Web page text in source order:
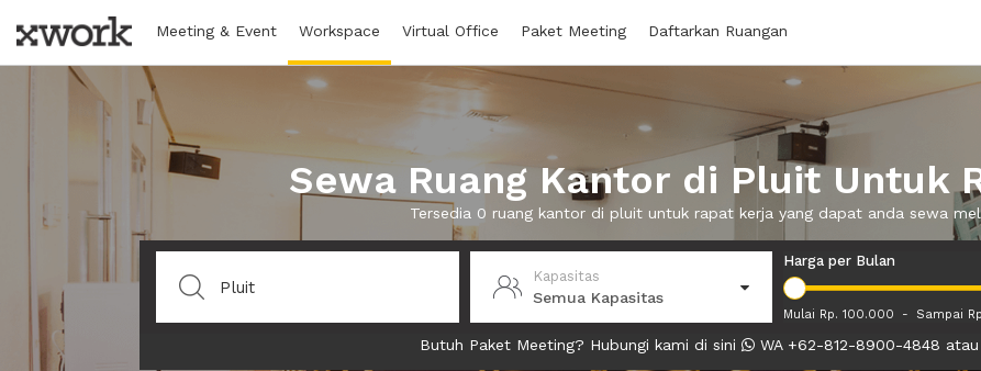
Meeting & Event Workspace Virtual Office Paket Meeting Daftarkan Ruangan
Sewa Ruang Kantor di Pluit Untuk
Tersedia 0 ruang kantor di pluit untuk rapat kerja yang dapat anda sewa
Kapasitas
Semua Kapasitas
Harga per Bulan
Mulai Rp. 100.000 - Sampai
Butuh Paket Meeting? Hubungi kami di sini WA +62-812-8900-4848 atau